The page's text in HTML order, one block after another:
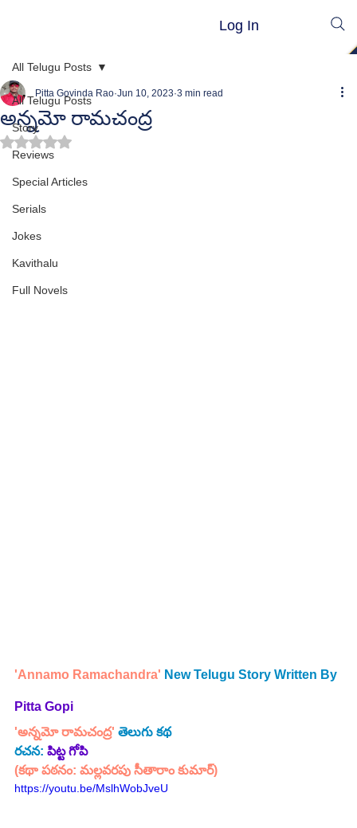
Log In
All Telugu Posts
Story
Reviews
Special Articles
Serials
Jokes
Kavithalu
Full Novels
All Telugu Posts
అన్నమో రామచంద్ర
Pitta Govinda Rao Jun 10, 2023 3 min read
Rated NaN out of 5 stars.
'Annamo Ramachandra' New Telugu Story Written By
Pitta Gopi
'అన్నమో రామచంద్ర' తెలుగు కథ
రచన: పిట్ట గోపి
(కథా పఠనం: మల్లవరపు సీతారాం కుమార్)
https://youtu.be/MslhWobJveU